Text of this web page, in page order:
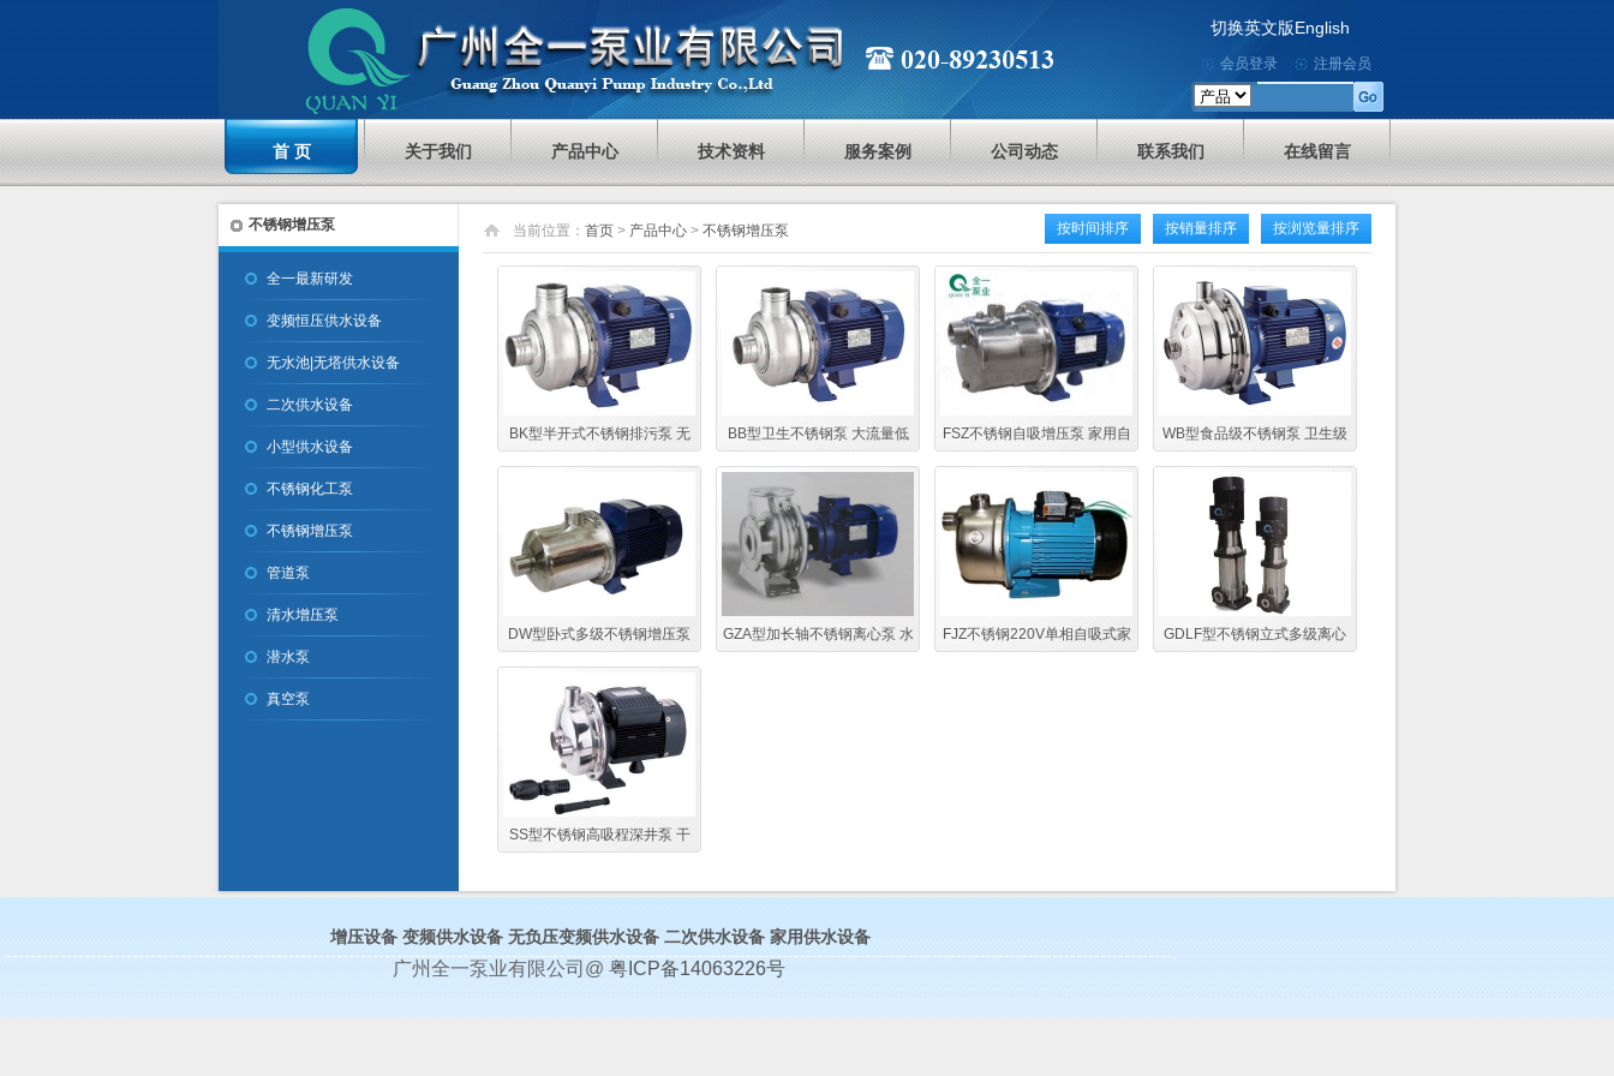
切换英文版English
注册会员
会员登录
首 页 关于我们 产品中心 技术资料 服务案例 公司动态 联系我们 在线留言
不锈钢增压泵
全一最新研发
变频恒压供水设备
无水池|无塔供水设备
二次供水设备
小型供水设备
不锈钢化工泵
不锈钢增压泵
管道泵
清水增压泵
潜水泵
真空泵
当前位置： 首页 > 产品中心 > 不锈钢增压泵 按时间排序 按销量排序 按浏览量排序
BK型半开式不锈钢排污泵 无
阻塞厨余污水排污泵
BB型卫生不锈钢泵 大流量低
扬程不锈钢泵 洗碗机不锈钢泵
FSZ不锈钢自吸增压泵 家用自
来水增压泵 微型不锈钢增压泵
WB型食品级不锈钢泵 卫生级
自来水不锈钢增压泵 高扬程
DW型卧式多级不锈钢增压泵
高扬程不锈钢增压泵
GZA型加长轴不锈钢离心泵 水 FJZ不锈钢220V单相自吸式家 GDLF型不锈钢立式多级离心
SS型不锈钢高吸程深井泵 干
增压设备 变频供水设备 无负压变频供水设备 二次供水设备 家用供水设备
广州全一泵业有限公司@ 粤ICP备14063226号